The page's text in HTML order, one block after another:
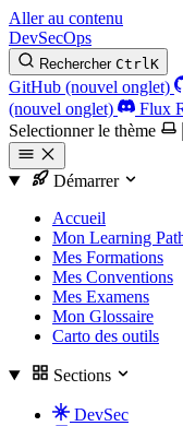
Aller au contenu
DevSecOps
Rechercher CtrlK
GitHub (nouvel onglet)
(nouvel onglet)
Flux
Selectionner le thème
Démarrer
Accueil
Mon Learning
Mes Formations
Mes Conventions
Mes Examens
Mon Glossaire
Carto des outils
Sections
DevSec